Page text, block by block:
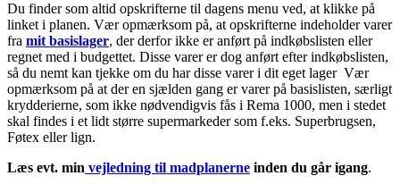
Du finder som altid opskrifterne til dagens menu ved, at klikke på
linket i planen. Vær opmærksom på, at opskrifterne indeholder varer
fra mit basislager, der derfor ikke er anført på indkøbslisten eller
regnet med i budgettet. Disse varer er dog anført efter indkøbslisten,
så du nemt kan tjekke om du har disse varer i dit eget lager Vær
opmærksom på at der en sjælden gang er varer på basislisten, særligt
krydderierne, som ikke nødvendigvis fås i Rema 1000, men i stedet
skal findes i et lidt større supermarkeder som f.eks. Superbrugsen,
Føtex eller lign.
Læs evt. min vejledning til madplanerne inden du går igang.